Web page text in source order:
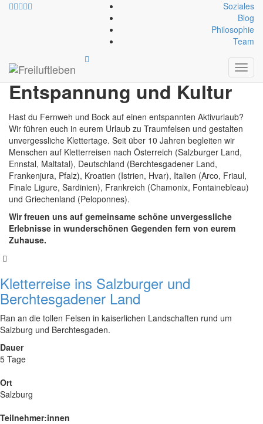
Soziales
Blog
Philosophie
Team
Freiluftleben Reisen –
Aktivurlaub mit Klettern,
Entspannung und Kultur
Hast du Fernweh und Bock auf einen entspannten Aktivurlaub?
Wir führen euch in eurem Urlaub zu Traumfelsen und gestalten
unvergessliche Klettertage. Seit über 10 Jahren begleiten wir
Menschen auf Kletterreisen nach Österreich (Salzburger Land,
Ennstal, Maltatal), Deutschland (Berchtesgadener Land,
Frankenjura, Pfalz), Kroatien (Istrien, Hvar), Italien (Arco, Friaul,
Finale Ligure, Sardinien), Frankreich (Chamonix, Fontainebleau)
und Griechenland (Peloponnes).
Wir freuen uns auf gemeinsame schöne unvergessliche
Erlebnisse in wunderschönen Gegenden fern von eurem
Zuhause.
Kletterreise ins Salzburger und
Berchtesgadener Land
Ran an die tollen Felsen in kaiserlichen Landschaften rund um
Salzburg und Berchtesgaden.
Dauer
5 Tage
Ort
Salzburg
Teilnehmer:innen